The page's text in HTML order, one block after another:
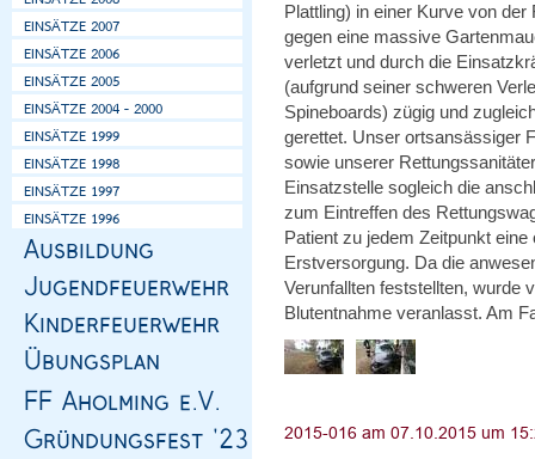
Plattling) in einer Kurve von
gegen eine massive
verletzt und durch die
(aufgrund seiner schweren
Spineboards) zügig und
gerettet. Unser ortsansässiger
sowie unserer
Einsatzstelle sogleich die
zum Eintreffen des
Patient zu jedem Zeitpunkt
Erstversorgung. Da die
Verunfallten feststellten, wurde
Blutentnahme veranlasst. Am